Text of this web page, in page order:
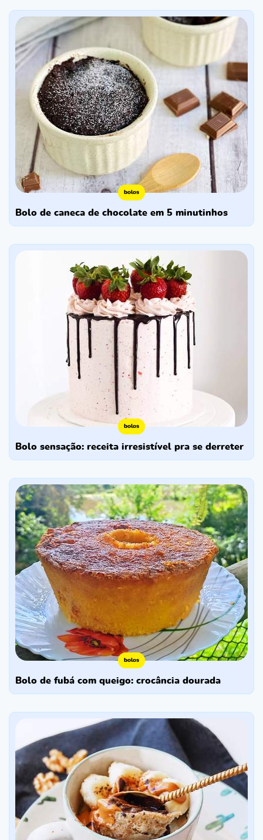
bolos
bolo de caneca de chocolate em 5 minutinhos
bolos
bolo sensação: receita irresistível pra se derreter
bolos
bolo de fubá com queigo: crocância dourada